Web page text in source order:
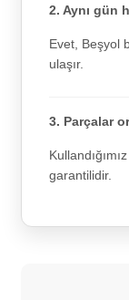
2. Aynı gün
Evet, Beşyol
ulaşır.
3. Parçalar
garantilidir.